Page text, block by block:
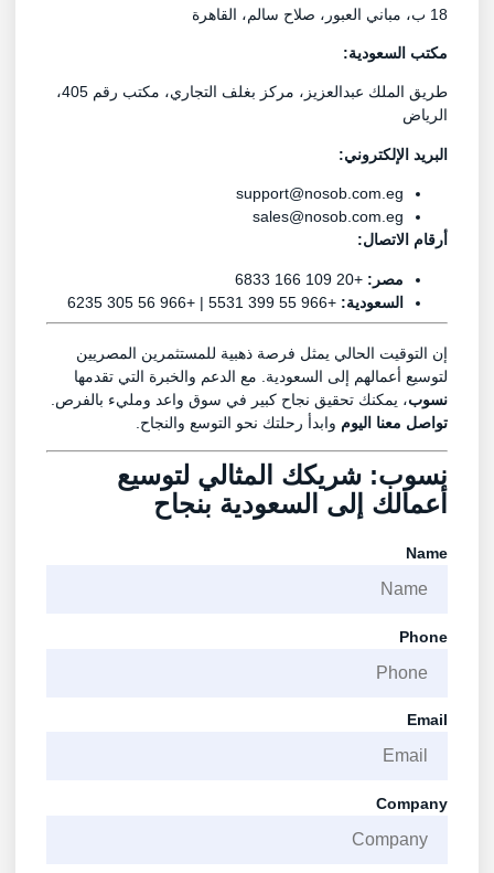
18 ب، مباني العبور، صلاح سالم، القاهرة
مكتب السعودية:
طريق الملك عبدالعزيز، مركز بغلف التجاري، مكتب رقم 405،
الرياض
البريد الإلكتروني:
support@nosob.com.eg
sales@nosob.com.eg
أرقام الاتصال:
مصر:+20 109 166 6833
السعودية:+966 55 399 5531 | +966 56 305 6235
إن التوقيت الحالي يمثل فرصة ذهبية للمستثمرين المصريين
لتوسيع أعمالهم إلى السعودية. مع الدعم والخبرة التي تقدمها
نسوب، يمكنك تحقيق نجاح كبير في سوق واعد ومليء بالفرص.
تواصل معنا اليوموابدأ رحلتك نحو التوسع والنجاح.
نسوب: شريكك المثالي لتوسيع
أعمالك إلى السعودية بنجاح
Name
Phone
Email
Company